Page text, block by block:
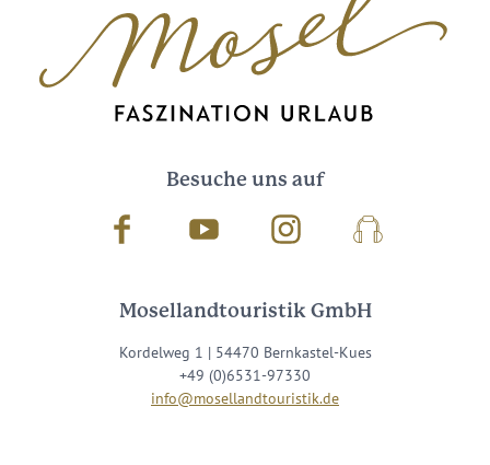
Besuche uns auf
Facebook Youtube InstagramPodcast
Mosellandtouristik GmbH
Kordelweg 1 | 54470 Bernkastel-Kues
+49 (0)6531-97330
info@mosellandtouristik.de